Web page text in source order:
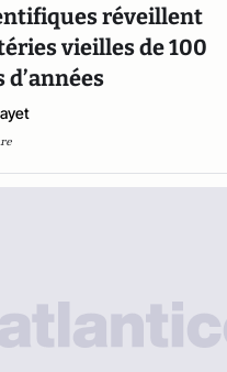
réveillent
vieilles de 100